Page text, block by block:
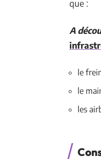
que :
A
le
le
les